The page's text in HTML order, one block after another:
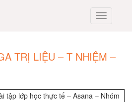
TRỊ LIỆU – T NHIỆM –
tập lớp học thực tế – Asana – Nhóm